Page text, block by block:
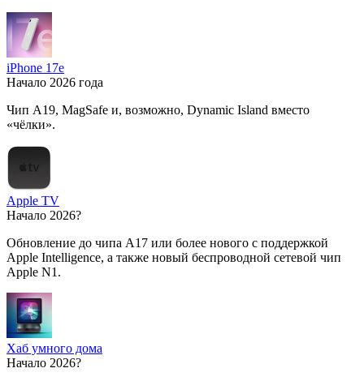
iPhone 17e
Начало 2026 года
Чип A19, MagSafe и, возможно, Dynamic Island вместо
«чёлки».
Apple TV
Начало 2026?
Обновление до чипа A17 или более нового с поддержкой
Apple Intelligence, а также новый беспроводной сетевой чип
Apple N1.
Хаб умного дома
Начало 2026?